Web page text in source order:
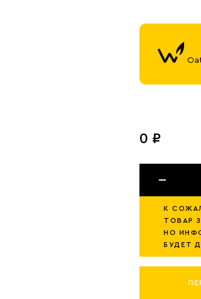
0 ₽
К
ТОВАР
НО
БУДЕТ